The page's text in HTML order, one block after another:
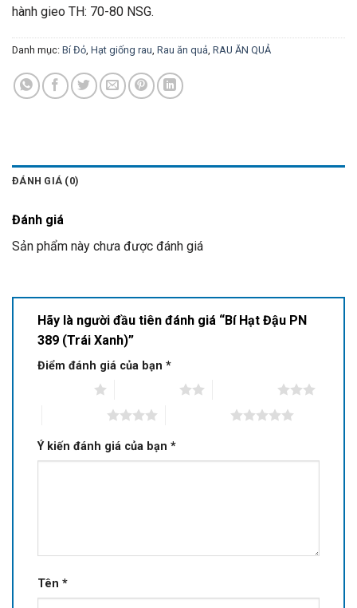
hành gieo TH: 70-80 NSG.
Danh mục: Bí Đỏ, Hạt giống rau, Rau ăn quả, RAU ĂN QUẢ
ĐÁNH GIÁ (0)
Đánh giá
Sản phẩm này chưa được đánh giá
Hãy là người đầu tiên đánh giá “Bí Hạt Đậu PN
389 (Trái Xanh)”
Điểm đánh giá của bạn *
Ý kiến đánh giá của bạn *
Tên *